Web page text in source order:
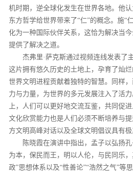
机时期，逆全球化发生在世界各地。他
东方哲学给世界带来了“仁”的概念。施“
化为一种国际伙伴关系，这恰为解决当
提供了解决之道。
杰弗里·萨克斯通过视频连线发表了
这片拥有悠久历史的土地上，孕育了灿
世界文明进程贡献着独特的智慧。同样
力与力量，为世界的多元发展注入了活
上，人们可以更好地交流互鉴，共同促
文化欣赏能力也是人们必须不断培养与
方文明高峰对话以及全球文明倡议具有极
陈晓霞在演讲中指出，孟子以弘扬孔
为本，保民而王，明以人伦，与民同乐
政”思想体系以及“性善论”“浩然之气”等